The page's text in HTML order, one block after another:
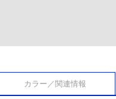
カラー／関連情報